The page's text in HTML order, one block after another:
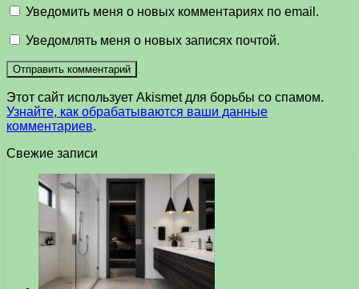
Уведомить меня о новых комментариях по email.
Уведомлять меня о новых записях почтой.
Этот сайт использует Akismet для борьбы со спамом.
Узнайте, как обрабатываются ваши данные
комментариев.
Свежие записи